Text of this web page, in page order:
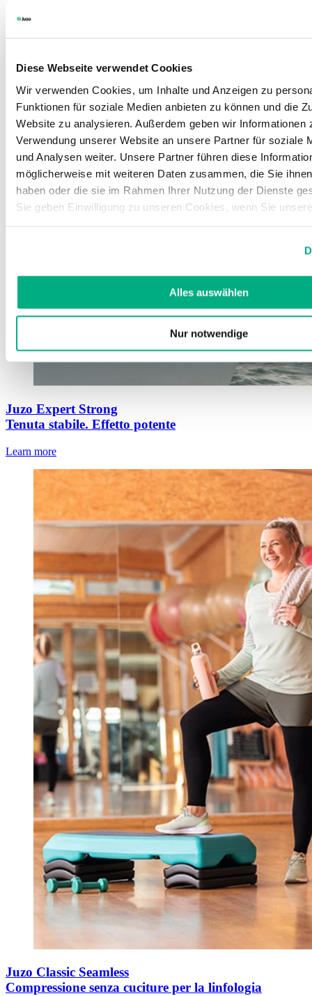
Diese Webseite verwendet Cookies
Wir verwenden Cookies, um Inhalte und Anzeigen zu
Funktionen für soziale Medien anbieten zu können und die
Website zu analysieren. Außerdem geben wir Informationen
Verwendung unserer Website an unsere Partner für soziale
und Analysen weiter. Unsere Partner führen diese
möglicherweise mit weiteren Daten zusammen, die Sie
haben oder die sie im Rahmen Ihrer Nutzung der Dienste
Sie geben Einwilligung zu unseren Cookies, wenn Sie
Alles auswählen
Nur notwendige
Juzo Expert Strong
Tenuta stabile. Effetto potente
Learn more
Juzo Classic Seamless
Compressione senza cuciture per la linfologia